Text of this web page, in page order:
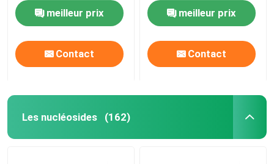
meilleur prix
Contact
meilleur prix
Contact
Les nucléosides (162)